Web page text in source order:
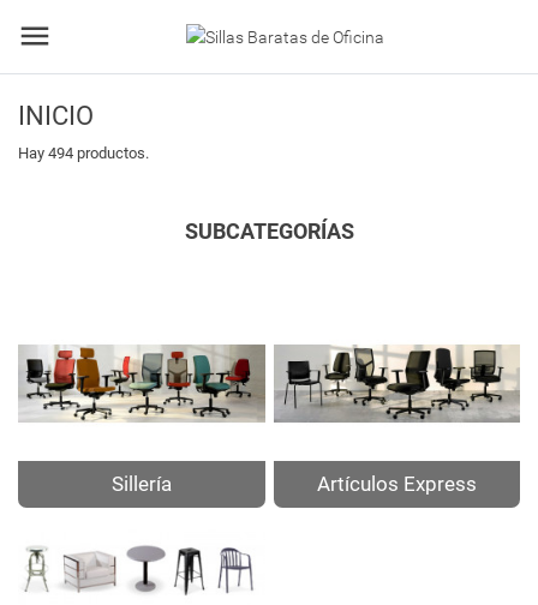
INICIO
Hay 494 productos.
SUBCATEGORÍAS
Sillería Artículos Express